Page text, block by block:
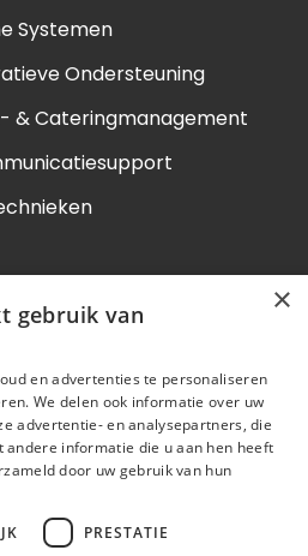
Systemen
Ondersteuning
& Cateringmanagement
micro-credentials en bij-
×
gebruik van
en advertenties te personaliseren
We delen ook informatie over uw
advertentie- en analysepartners, die
andere informatie die u aan hen heeft
door uw gebruik van hun
PRESTATIE